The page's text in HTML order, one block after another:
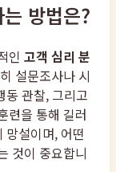
방법은?
인 고객 심리 분
설문조사나 시
동 관찰, 그리고
련을 통해 길러
망설이며, 어떤
것이 중요합니